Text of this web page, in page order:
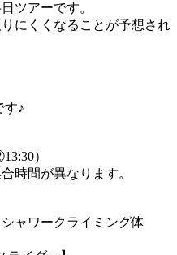
ツアーです。
にくくなることが予想され
す♪
）
時間が異なります。
ャワークライミング体